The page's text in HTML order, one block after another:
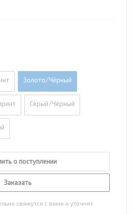
Золото/Чёрный
Серый/Чёрный
о поступлении
Заказать
свяжутся с вами и уточнят